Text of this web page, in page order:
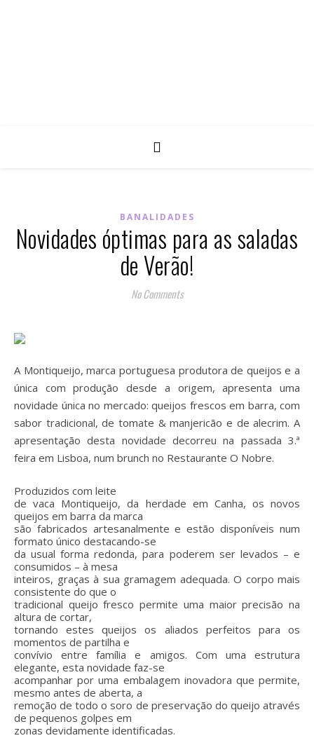
BANALIDADES
Novidades óptimas para as saladas
de Verão!
No Comments
A Montiqueijo, marca portuguesa produtora de queijos e a
única com produção desde a origem, apresenta uma
novidade única no mercado: queijos frescos em barra, com
sabor tradicional, de tomate & manjericão e de alecrim. A
apresentação desta novidade decorreu na passada 3.ª
feira em Lisboa, num brunch no Restaurante O Nobre.
Produzidos com leite
de vaca Montiqueijo, da herdade em Canha, os novos
queijos em barra da marca
são fabricados artesanalmente e estão disponíveis num
formato único destacando-se
da usual forma redonda, para poderem ser levados – e
consumidos – à mesa
inteiros, graças à sua gramagem adequada. O corpo mais
consistente do que o
tradicional queijo fresco permite uma maior precisão na
altura de cortar,
tornando estes queijos os aliados perfeitos para os
momentos de partilha e
convívio entre família e amigos. Com uma estrutura
elegante, esta novidade faz-se
acompanhar por uma embalagem inovadora que permite,
mesmo antes de aberta, a
remoção de todo o soro de preservação do queijo através
de pequenos golpes em
zonas devidamente identificadas.